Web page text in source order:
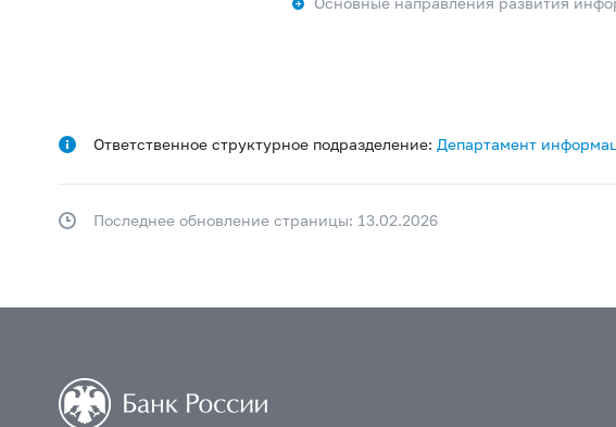
Ответственное структурное подразделение: Департамент
Последнее обновление страницы: 13.02.2026